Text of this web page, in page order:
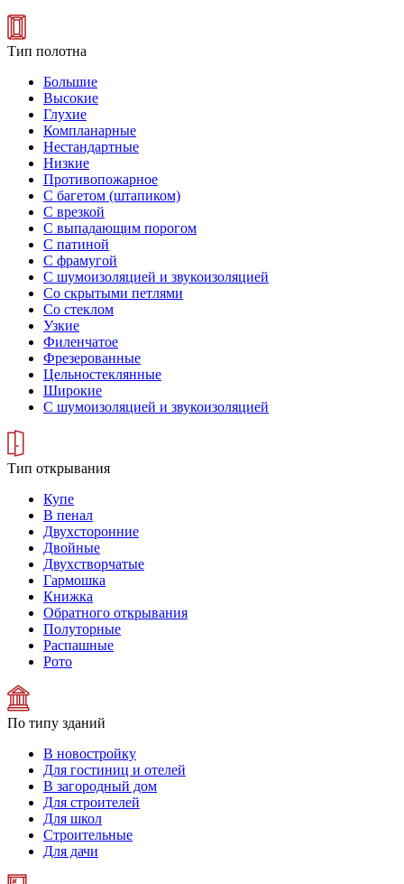
Тип полотна
Большие
Высокие
Глухие
Компланарные
Нестандартные
Низкие
Противопожарное
С багетом (штапиком)
С врезкой
С выпадающим порогом
С патиной
С фрамугой
С шумоизоляцией и звукоизоляцией
Со скрытыми петлями
Со стеклом
Узкие
Филенчатое
Фрезерованные
Цельностеклянные
Широкие
С шумоизоляцией и звукоизоляцией
Тип открывания
Купе
В пенал
Двухсторонние
Двойные
Двухстворчатые
Гармошка
Книжка
Обратного открывания
Полуторные
Распашные
Рото
По типу зданий
В новостройку
Для гостиниц и отелей
В загородный дом
Для строителей
Для школ
Строительные
Для дачи